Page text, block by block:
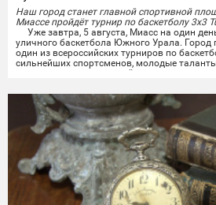
Наш город станет главной спортивной
Миассе пройдёт турнир по баскетболу 3х3
Уже завтра, 5 августа, Миасс на один
уличного баскетбола Южного Урала. Город
один из всероссийских турниров по
сильнейших спортсменов, молодые
этого вида спорта со всей страны.
десятки динамичных матчей, эффектные